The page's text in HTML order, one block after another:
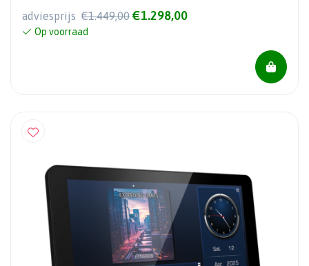
adviesprijs €1.449,00 €1.298,00
Op voorraad